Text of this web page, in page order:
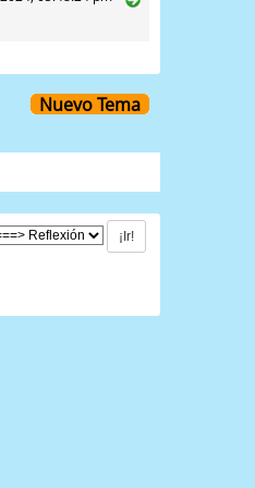
Nuevo Tema